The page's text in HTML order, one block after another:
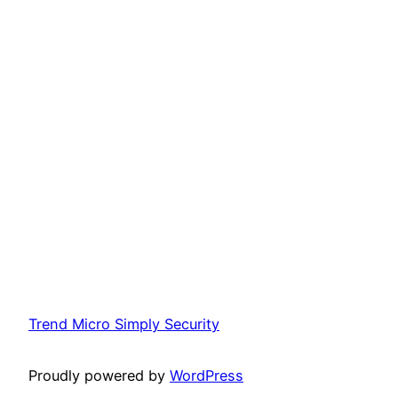
Trend Micro Simply Security
Proudly powered by WordPress